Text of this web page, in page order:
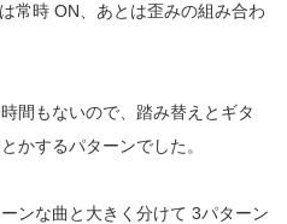
常時 ON、あとは歪みの組み合わ
間もないので、踏み替えとギタ
かするパターンでした。
ンな曲と大きく分けて 3パターン